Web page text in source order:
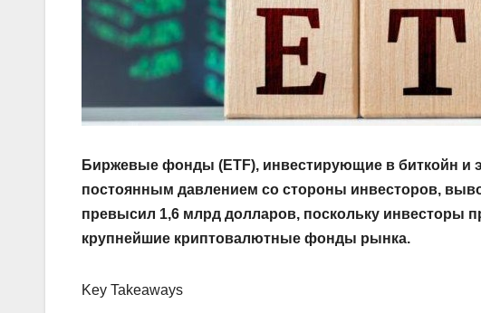
Биржевые фонды (ETF), инвестирующие в биткойн
постоянным давлением со стороны инвесторов,
превысил 1,6 млрд долларов, поскольку инвесторы
крупнейшие криптовалютные фонды рынка.
Key Takeaways